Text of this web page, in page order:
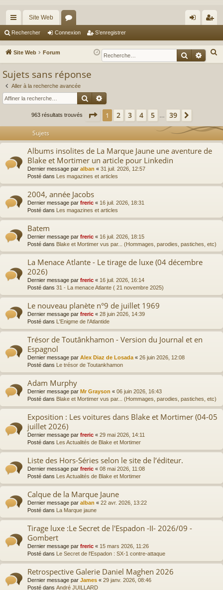
cc
ès
ra
pi
de
Site Web
or
u
m
s
ne
xi
nr
eg
Rechercher Connexion S’enregistrer
Site Web Forum
e
h
e
Sujets sans réponse
Aller à la recherche avancée
Rechercher
963 résultats trouvés Page 1 sur 39
1 2 3 4 5 39
Sujets
Albums insolites de La Marque Jaune une aventure de
Blake et Mortimer un article pour Linkedin
Dernier message par alban « 31 juil. 2026, 12:57
Posté dans Les magazines et articles
2004, année Jacobs
Dernier message par freric « 16 juil. 2026, 18:31
Posté dans Les magazines et articles
Batem
Dernier message par freric « 16 juil. 2026, 18:15
Posté dans Blake et Mortimer vus par... (Hommages, parodies, pastiches, etc)
La Menace Atlante - Le tirage de luxe (04 décembre
2026)
Dernier message par freric « 16 juil. 2026, 16:14
Posté dans 31 - La menace Atlante ( 21 novembre 2025)
Le nouveau planète n°9 de juillet 1969
Dernier message par freric « 28 juin 2026, 14:39
Posté dans L'Enigme de l'Atlantide
Trésor de Toutânkhamon - Version du Journal et en
Espagnol
Dernier message par Alex Diaz de Losada « 26 juin 2026, 12:08
Posté dans Le trésor de Toutankhamon
Adam Murphy
Dernier message par Mr Grayson « 06 juin 2026, 16:43
Posté dans Blake et Mortimer vus par... (Hommages, parodies, pastiches, etc)
Exposition : Les voitures dans Blake et Mortimer (04-05
juillet 2026)
Dernier message par freric « 29 mai 2026, 14:11
Posté dans Les Actualités de Blake et Mortimer
Liste des Hors-Séries selon le site de l’éditeur.
Dernier message par freric « 08 mai 2026, 11:08
Posté dans Les Actualités de Blake et Mortimer
Calque de la Marque Jaune
Dernier message par alban « 22 avr. 2026, 13:22
Posté dans La Marque jaune
Tirage luxe :Le Secret de l'Espadon -II- 2026/09 -
Gombert
Dernier message par freric « 15 mars 2026, 11:26
Posté dans Le Secret de l'Espadon : SX-1 contre-attaque
Retrospective Galerie Daniel Maghen 2026
Dernier message par James « 29 janv. 2026, 08:46
Posté dans André JUILLARD